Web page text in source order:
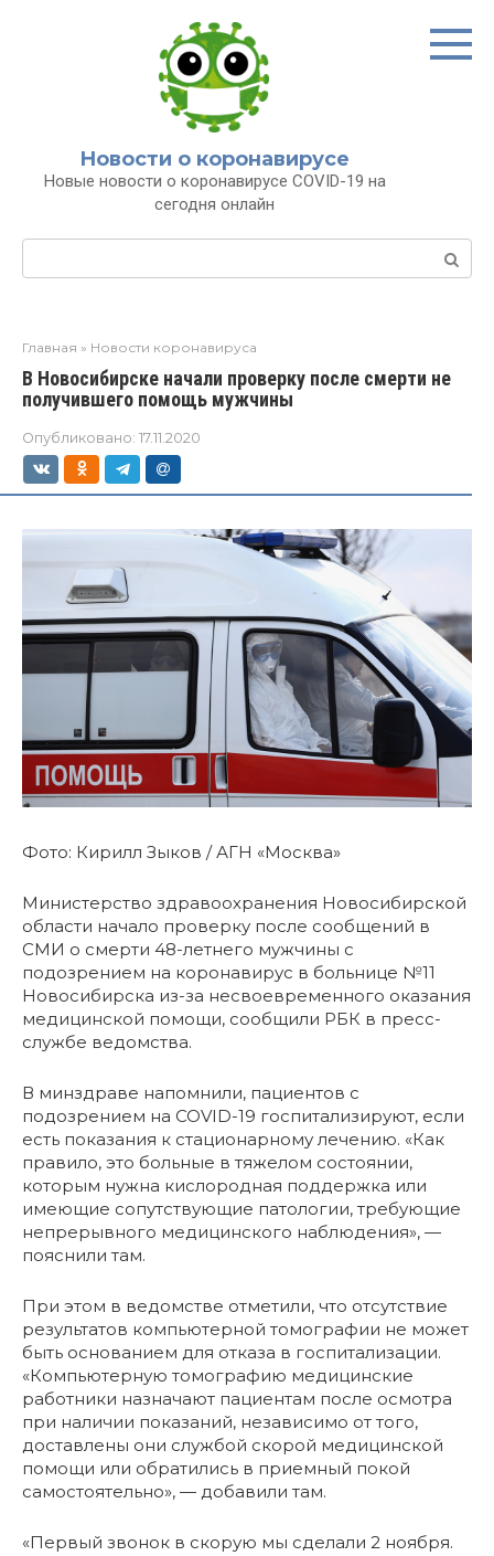
Новости о коронавирусе
Новые новости о коронавирусе COVID-19 на
сегодня онлайн
Главная » Новости коронавируса
В Новосибирске начали проверку после смерти не
получившего помощь мужчины
Опубликовано: 17.11.2020
Фото: Кирилл Зыков / АГН «Москва»
Министерство здравоохранения Новосибирской
области начало проверку после сообщений в
СМИ о смерти 48-летнего мужчины с
подозрением на коронавирус в больнице №11
Новосибирска из-за несвоевременного оказания
медицинской помощи, сообщили РБК в пресс-
службе ведомства.
В минздраве напомнили, пациентов с
подозрением на COVID-19 госпитализируют, если
есть показания к стационарному лечению. «Как
правило, это больные в тяжелом состоянии,
которым нужна кислородная поддержка или
имеющие сопутствующие патологии, требующие
непрерывного медицинского наблюдения», —
пояснили там.
При этом в ведомстве отметили, что отсутствие
результатов компьютерной томографии не может
быть основанием для отказа в госпитализации.
«Компьютерную томографию медицинские
работники назначают пациентам после осмотра
при наличии показаний, независимо от того,
доставлены они службой скорой медицинской
помощи или обратились в приемный покой
самостоятельно», — добавили там.
«Первый звонок в скорую мы сделали 2 ноября.